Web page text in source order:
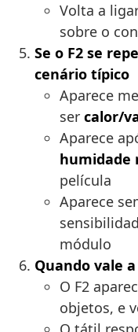
Volta a
sobre o
Se o F2 se
cenário típico
Aparece
ser calor/
Aparece
humidade
película
Aparece
módulo
Quando vale
O F2
objetos, e